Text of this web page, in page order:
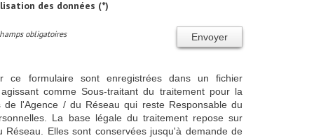
des données (*)
Envoyer
obligatoires
ce formulaire sont enregistrées dans un fichier
comme Sous-traitant du traitement pour la
de l'Agence / du Réseau qui reste Responsable du
La base légale du traitement repose sur
Elles sont conservées jusqu'à demande de